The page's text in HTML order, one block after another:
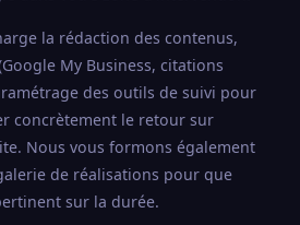
la rédaction des contenus,
My Business, citations
des outils de suivi pour
concrètement le retour sur
Nous vous formons également
de réalisations pour que
sur la durée.